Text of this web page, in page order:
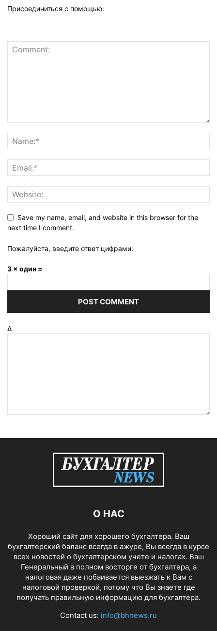
Присоединиться с помощью:
Save my name, email, and website in this browser for the
next time I comment.
Пожалуйста, введите ответ цифрами:
3 × один =
Δ
О НАС
Хороший сайт для хорошего бухгалтера. Ваш
бухгалтерский баланс всегда в ажуре, Вы всегда в курсе
всех новостей о бухгалтерском учете и налогах. Ваш
Генеральный в полном восторге от бухгалтера, а
налоговая даже побаивается выезжать к Вам с
налоговой проверкой, потому что Вы знаете где
получать правильную информацию для бухгалтера.
Contact us: info@bhnews.ru